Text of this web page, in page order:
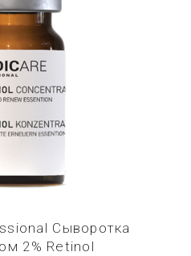
в 1 клик
Сыворотка
2% Retinol